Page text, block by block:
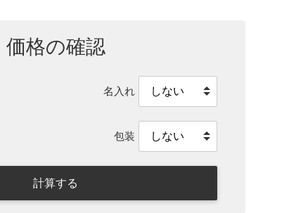
価格の確認
名入れ
包装
計算する